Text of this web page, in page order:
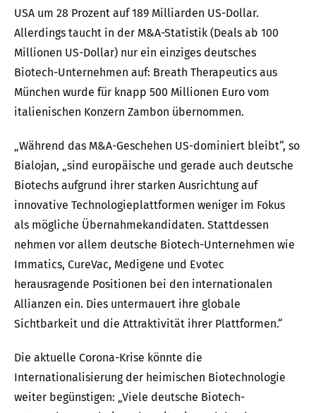
USA um 28 Prozent auf 189 Milliarden US-Dollar.
Allerdings taucht in der M&A-Statistik (Deals ab 100
Millionen US-Dollar) nur ein einziges deutsches
Biotech-Unternehmen auf: Breath Therapeutics aus
München wurde für knapp 500 Millionen Euro vom
italienischen Konzern Zambon übernommen.
„Während das M&A-Geschehen US-dominiert bleibt“, so
Bialojan, „sind europäische und gerade auch deutsche
Biotechs aufgrund ihrer starken Ausrichtung auf
innovative Technologieplattformen weniger im Fokus
als mögliche Übernahmekandidaten. Stattdessen
nehmen vor allem deutsche Biotech-Unternehmen wie
Immatics, CureVac, Medigene und Evotec
herausragende Positionen bei den internationalen
Allianzen ein. Dies untermauert ihre globale
Sichtbarkeit und die Attraktivität ihrer Plattformen.“
Die aktuelle Corona-Krise könnte die
Internationalisierung der heimischen Biotechnologie
weiter begünstigen: „Viele deutsche Biotech-